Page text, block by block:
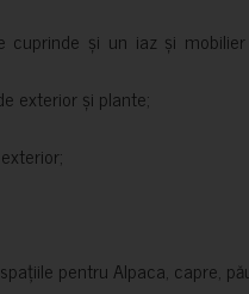
cuprinde și un iaz și
exterior și plante;
pentru Alpaca, capre,